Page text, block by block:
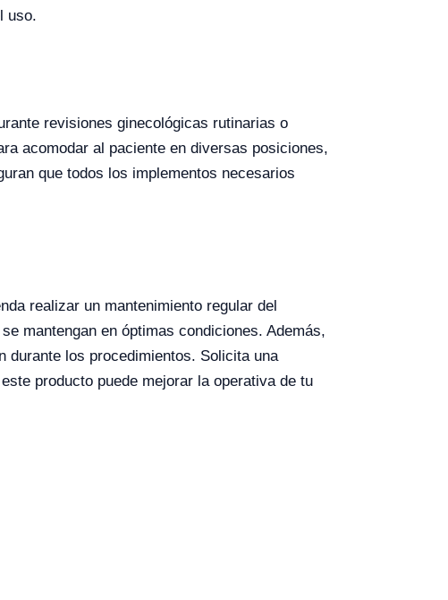
uso.
revisiones ginecológicas rutinarias o
acomodar al paciente en diversas posiciones,
que todos los implementos necesarios
realizar un mantenimiento regular del
mantengan en óptimas condiciones. Además,
durante los procedimientos. Solicita una
producto puede mejorar la operativa de tu